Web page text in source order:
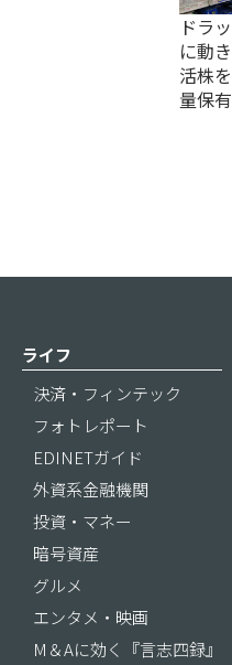
ドラ
に動
活株
量保
ライフ
決済・フィンテック
フォトレポート
EDINETガイド
外資系金融機関
投資・マネー
暗号資産
グルメ
エンタメ・映画
M＆Aに効く『言志四録』